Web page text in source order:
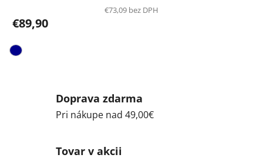
€73,09 bez DPH
€89,90
Doprava zdarma
Pri nákupe nad 49,00€
Tovar v akcii